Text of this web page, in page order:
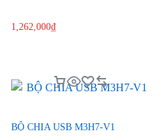
1,262,000₫
BỘ CHIA USB M3H7-V1